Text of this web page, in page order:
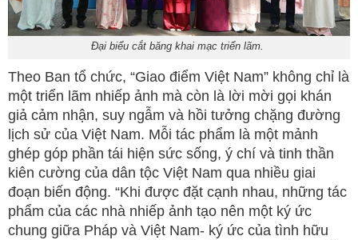
Đại biểu cắt băng khai mạc triển lãm.
Theo Ban tổ chức, “Giao điểm Việt Nam” không chỉ là
một triển lãm nhiếp ảnh mà còn là lời mời gọi khán
giả cảm nhận, suy ngẫm và hồi tưởng chặng đường
lịch sử của Việt Nam. Mỗi tác phẩm là một mảnh
ghép góp phần tái hiện sức sống, ý chí và tinh thần
kiên cường của dân tộc Việt Nam qua nhiều giai
đoạn biến động. “Khi được đặt cạnh nhau, những tác
phẩm của các nhà nhiếp ảnh tạo nên một ký ức
chung giữa Pháp và Việt Nam- ký ức của tình hữu